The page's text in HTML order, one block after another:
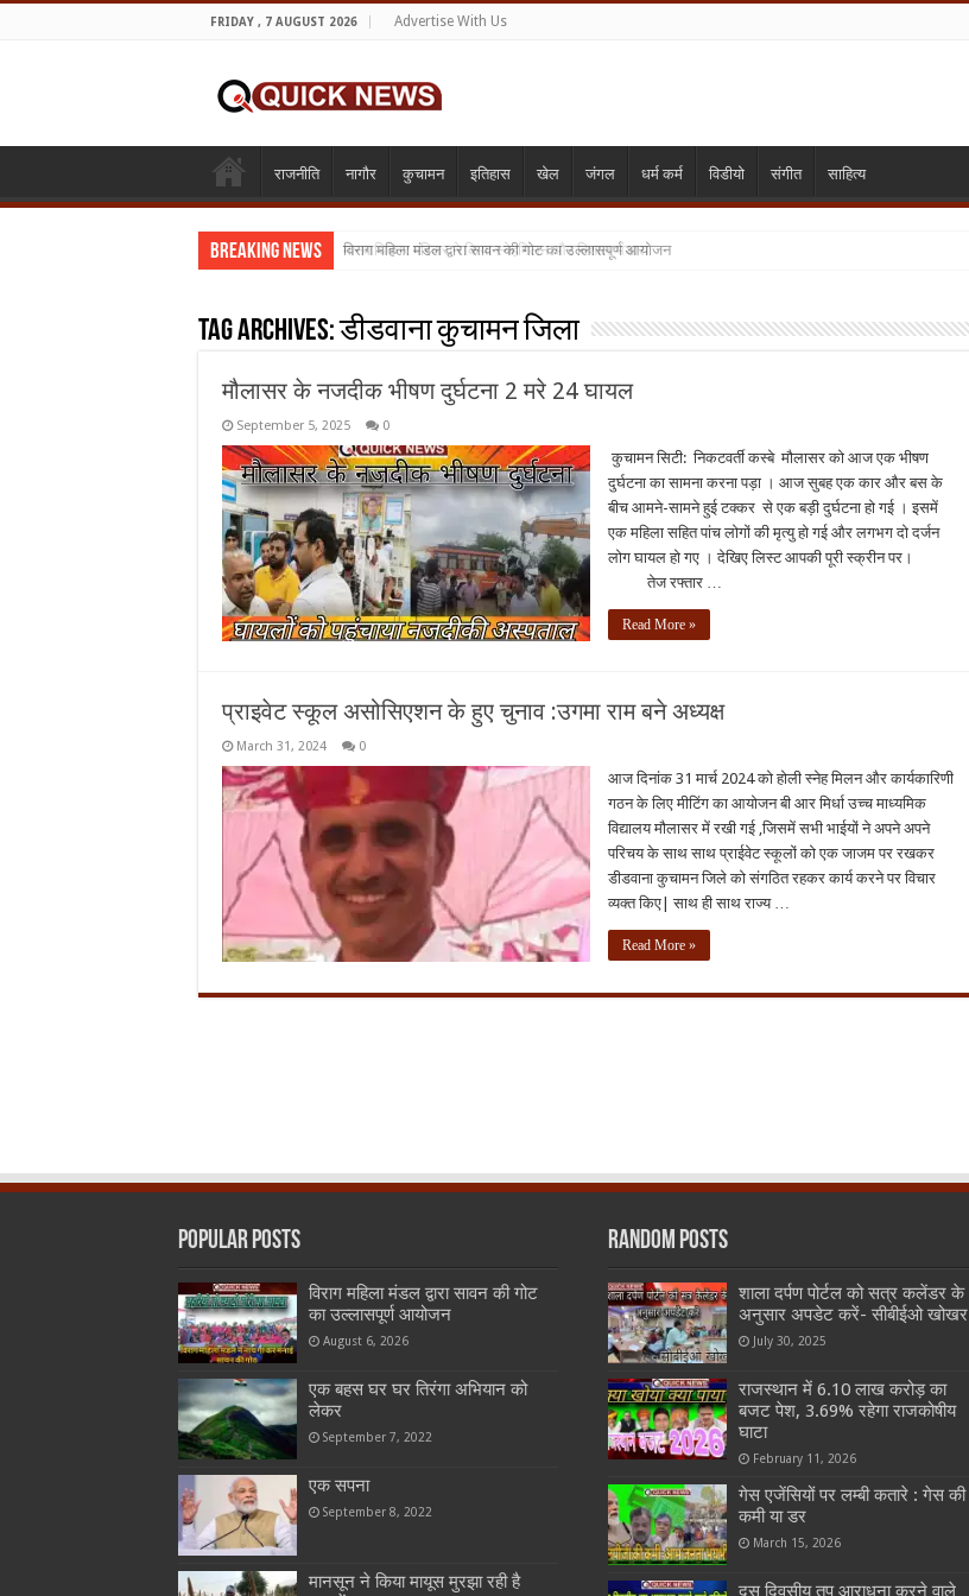
FRIDAY , 7 AUGUST 2026 Advertise With Us
राजनीति नागौर कुचामन इतिहास खेल जंगल धर्म कर्म विडीयो संगीत साहित्य
Breaking News विराग महिला मंडल द्वारा सावन की गोट का उल्लासपूर्ण आयोजन
मानवाधिकार परिवार ने किया स्नेहमिलन और विशाल भंडारा
Tag Archives:डीडवाना कुचामन जिला
मौलासर के नजदीक भीषण दुर्घटना 2 मरे 24 घायल
September 5, 2025 0
कुचामन सिटी: निकटवर्ती कस्बे मौलासर को आज एक भीषण
दुर्घटना का सामना करना पड़ा । आज सुबह एक कार और बस के
बीच आमने-सामने हुई टक्कर से एक बड़ी दुर्घटना हो गई । इसमें
एक महिला सहित पांच लोगों की मृत्यु हो गई और लगभग दो दर्जन
लोग घायल हो गए । देखिए लिस्ट आपकी पूरी स्क्रीन पर।
तेज रफ्तार …
Read More »
प्राइवेट स्कूल असोसिएशन के हुए चुनाव :उगमा राम बने अध्यक्ष
March 31, 2024 0
आज दिनांक 31 मार्च 2024 को होली स्नेह मिलन और कार्यकारिणी
गठन के लिए मीटिंग का आयोजन बी आर मिर्धा उच्च माध्यमिक
विद्यालय मौलासर में रखी गई ,जिसमें सभी भाईयों ने अपने अपने
परिचय के साथ साथ प्राईवेट स्कूलों को एक जाजम पर रखकर
डीडवाना कुचामन जिले को संगठित रहकर कार्य करने पर विचार
व्यक्त किए| साथ ही साथ राज्य …
Read More »
Popular Posts
विराग महिला मंडल द्वारा सावन की गोट
का उल्लासपूर्ण आयोजन
August 6, 2026
एक बहस घर घर तिरंगा अभियान को
लेकर
September 7, 2022
एक सपना
September 8, 2022
मानसून ने किया मायूस मुरझा रही है
Random Posts
शाला दर्पण पोर्टल को सत्र कलेंडर के
अनुसार अपडेट करें- सीबीईओ खोखर
July 30, 2025
राजस्थान में 6.10 लाख करोड़ का
बजट पेश, 3.69% रहेगा राजकोषीय
घाटा
February 11, 2026
गेस एजेंसियों पर लम्बी कतारे : गेस की
कमी या डर
March 15, 2026
दस दिवसीय तप आराधना करने वाले